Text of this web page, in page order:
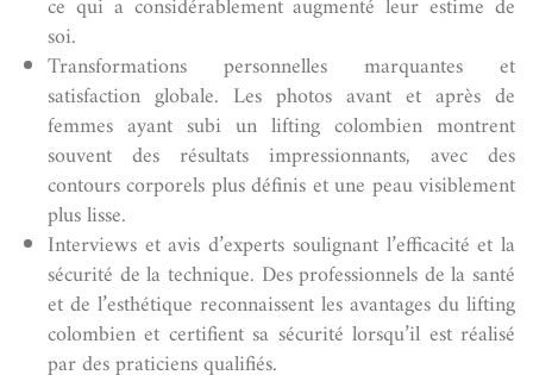
ce qui a considérablement augmenté leur estime de
soi.
Transformations personnelles marquantes et
satisfaction globale. Les photos avant et après de
femmes ayant subi un lifting colombien montrent
souvent des résultats impressionnants, avec des
contours corporels plus définis et une peau visiblement
plus lisse.
Interviews et avis d’experts soulignant l’efficacité et la
sécurité de la technique. Des professionnels de la santé
et de l’esthétique reconnaissent les avantages du lifting
colombien et certifient sa sécurité lorsqu’il est réalisé
par des praticiens qualifiés.